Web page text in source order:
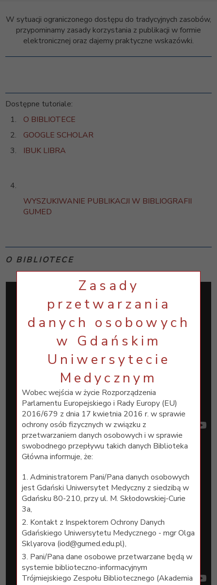
W sytuacji ograniczonego dostępu do tradycyjnych zasobów,
przypominamy zasady korzystania z publikacji w formie
elektronicznej oraz dajemy praktyczne wskazówki.
Dostępne tutoriale:
O BIBLIOTECE
GOOGLE SCHOLAR
IBUK LIBRA
WYSZUKIWANIE PUBLIKACJI W BIBLIOGRAFII
GUMED
O BIBLIOTECE
Zasady
przetwarzania
danych osobowych
w Gdańskim
Uniwersytecie
Medycznym
Wobec wejścia w życie Rozporządzenia
Parlamentu Europejskiego i Rady Europy (EU)
2016/679 z dnia 17 kwietnia 2016 r. w sprawie
ochrony osób fizycznych w związku z
przetwarzaniem danych osobowych i w sprawie
swobodnego przepływu takich danych Biblioteka
Główna informuje, że:
1. Administratorem Pani/Pana danych osobowych
jest Gdański Uniwersytet Medyczny z siedzibą w
Gdańsku 80-210, przy ul. M. Skłodowskiej-Curie
3a,
2. Kontakt z Inspektorem Ochrony Danych
Gdańskiego Uniwersytetu Medycznego - mgr Olga
Sklyarova (iod@gumed.edu.pl),
3. Pani/Pana dane osobowe przetwarzane będą w
systemie biblioteczno-informacyjnym
Trójmiejskiego Zespołu Bibliotecznego (Akademia